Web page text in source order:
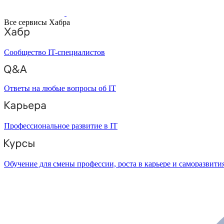
Все сервисы Хабра
Сообщество IT-специалистов
Ответы на любые вопросы об IT
Профессиональное развитие в IT
Обучение для смены профессии, роста в карьере и